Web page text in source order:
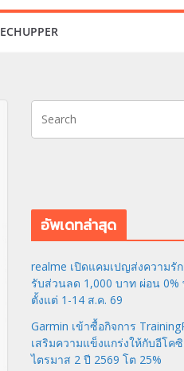
อัพเดทล่าสุด
realme เปิดแคมเปญส่งความรั
รับส่วนลด 1,000 บาท ผ่อน 0%
ตั้งแต่ 1-14 ส.ค. 69
Garmin เข้าซื้อกิจการ
เสริมความแข็งแกร่งให้กับอีโค
ไตรมาส 2 ปี 2569 โต 25%